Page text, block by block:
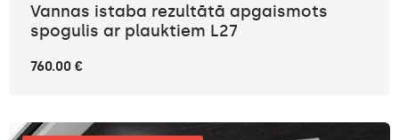
Vannas istaba rezultātā apgaismots
spogulis ar plauktiem L27
760.00 €